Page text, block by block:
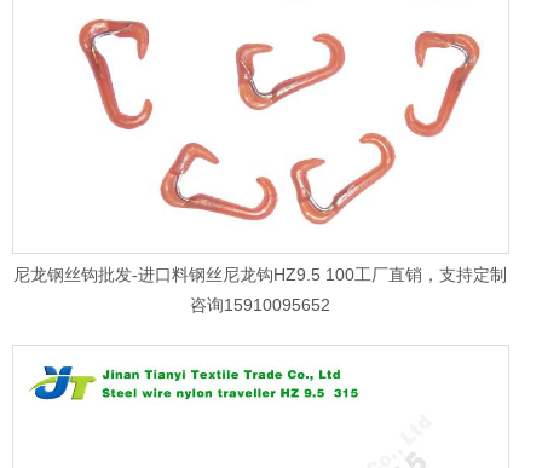
尼龙钢丝钩批发-进口料钢丝尼龙钩HZ9.5 100工厂直销，支持定制
咨询15910095652